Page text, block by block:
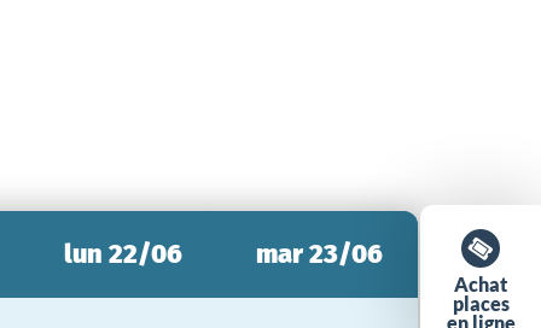
Achat
places
en ligne
lun 22/06 mar 23/06